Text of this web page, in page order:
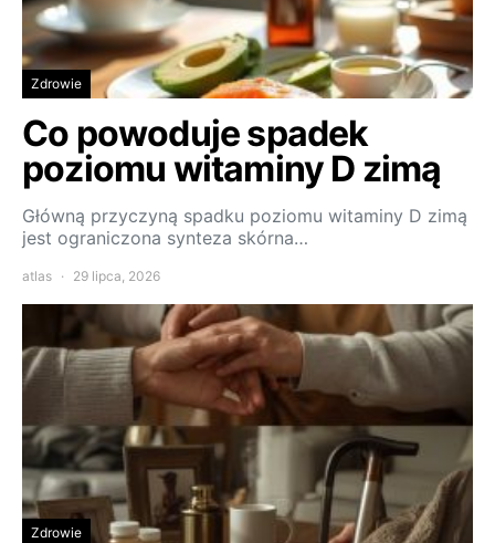
Zdrowie
Co powoduje spadek
poziomu witaminy D zimą
Główną przyczyną spadku poziomu witaminy D zimą
jest ograniczona synteza skórna…
atlas 29 lipca, 2026
Zdrowie